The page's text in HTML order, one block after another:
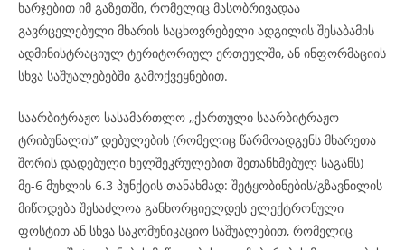
ხარჯებით იმ გაზეთში, რომელიც მასობრივადაა
გავრცელებული მხარის საცხოვრებელი ადგილის შესაბამის
ადმინისტრაციულ ტერიტორიულ ერთეულში, ან ინფორმაციის
სხვა საშუალებებში გამოქვეყნებით.
საარბიტრაჟო სასამართლო ,,ქართული საარბიტრაჟო
ტრიბუნალის’’ დებულების (რომელიც წარმოადგენს მხარეთა
შორის დადებული ხელშეკრულებით შეთანხმებულ საგანს)
მე-6 მუხლის 6.3 პუნქტის თანახმად: შეტყობინების/გზავნილის
მიწოდება შესაძლოა განხორციელდეს ელექტრონული
ფოსტით ან სხვა საკომუნიკაციო საშუალებით, რომელიც